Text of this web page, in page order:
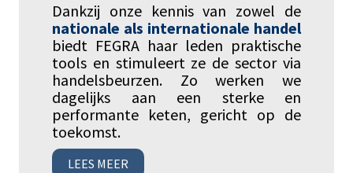
Dankzij onze kennis van zowel de
nationale als internationale handel
biedt FEGRA haar leden praktische
tools en stimuleert ze de sector via
handelsbeurzen. Zo werken we
dagelijks aan een sterke en
performante keten, gericht op de
toekomst.
LEES MEER